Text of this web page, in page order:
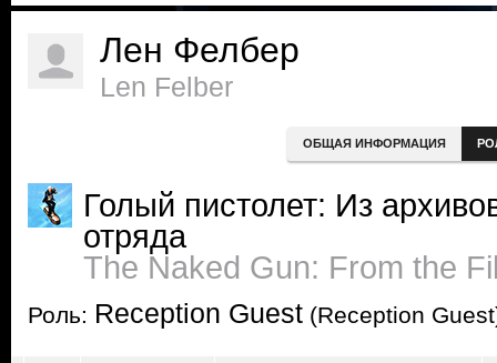
Лен Фелбер
Len Felber
ОБЩАЯ ИНФОРМАЦИЯ
Голый пистолет: Из
отряда
The Naked Gun: From the
Роль: Reception Guest (Reception